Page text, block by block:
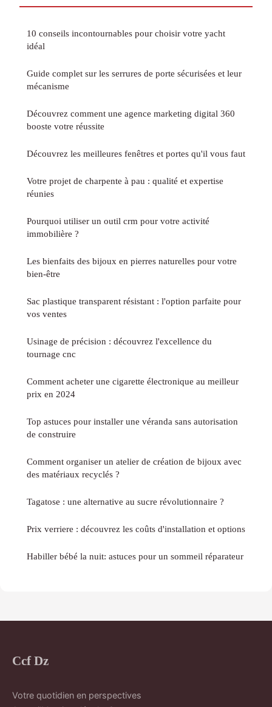
10 conseils incontournables pour choisir votre yacht
idéal
Guide complet sur les serrures de porte sécurisées et leur
mécanisme
Découvrez comment une agence marketing digital 360
booste votre réussite
Découvrez les meilleures fenêtres et portes qu'il vous faut
Votre projet de charpente à pau : qualité et expertise
réunies
Pourquoi utiliser un outil crm pour votre activité
immobilière ?
Les bienfaits des bijoux en pierres naturelles pour votre
bien-être
Sac plastique transparent résistant : l'option parfaite pour
vos ventes
Usinage de précision : découvrez l'excellence du
tournage cnc
Comment acheter une cigarette électronique au meilleur
prix en 2024
Top astuces pour installer une véranda sans autorisation
de construire
Comment organiser un atelier de création de bijoux avec
des matériaux recyclés ?
Tagatose : une alternative au sucre révolutionnaire ?
Prix verriere : découvrez les coûts d'installation et options
Habiller bébé la nuit: astuces pour un sommeil réparateur
Ccf Dz
Votre quotidien en perspectives